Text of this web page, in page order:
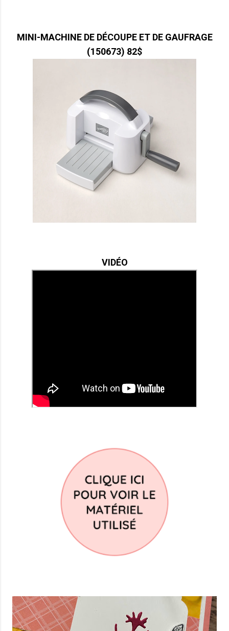
MINI-MACHINE DE DÉCOUPE ET DE GAUFRAGE
(150673) 82$
VIDÉO